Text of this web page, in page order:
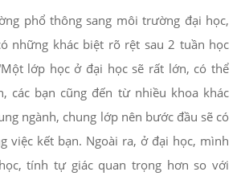
phổ thông sang môi trường đại học,
những khác biệt rõ rệt sau 2 tuần học
lớp học ở đại học sẽ rất lớn, có thể
các bạn cũng đến từ nhiều khoa khác
ngành, chung lớp nên bước đầu sẽ có
việc kết bạn. Ngoài ra, ở đại học, mình
tính tự giác quan trọng hơn so với